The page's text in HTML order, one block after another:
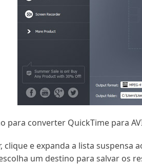
para converter QuickTime para
e expanda a lista suspensa
um destino para salvar os